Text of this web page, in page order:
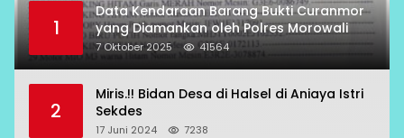
1
Data Kendaraan Barang Bukti Curanmor
yang Diamankan oleh Polres Morowali
7 Oktober 2025 41564
2
Miris.!! Bidan Desa di Halsel di Aniaya Istri
Sekdes
17 Juni 2024 7238